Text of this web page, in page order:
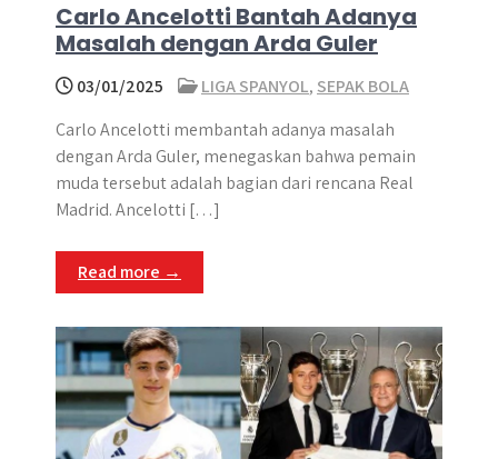
Carlo Ancelotti Bantah Adanya
Masalah dengan Arda Guler
03/01/2025 LIGA SPANYOL, SEPAK BOLA
Carlo Ancelotti membantah adanya masalah
dengan Arda Guler, menegaskan bahwa pemain
muda tersebut adalah bagian dari rencana Real
Madrid. Ancelotti […]
Read more →